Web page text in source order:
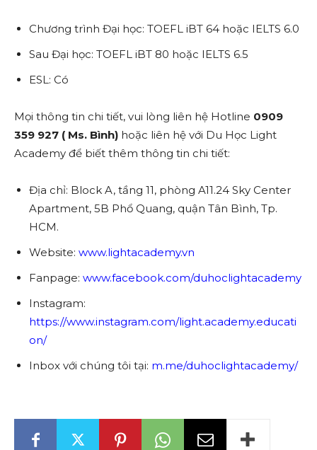
Chương trình Đại học: TOEFL iBT 64 hoặc IELTS 6.0
Sau Đại học: TOEFL iBT 80 hoặc IELTS 6.5
ESL: Có
Mọi thông tin chi tiết, vui lòng liên hệ Hotline 0909
359 927 ( Ms. Bình) hoặc liên hệ với Du Học Light
Academy để biết thêm thông tin chi tiết:
Địa chỉ: Block A, tầng 11, phòng A11.24 Sky Center
Apartment, 5B Phổ Quang, quận Tân Bình, Tp.
HCM.
Website: www.lightacademy.vn
Fanpage: www.facebook.com/duhoclightacademy
Instagram:
https://www.instagram.com/light.academy.educati
on/
Inbox với chúng tôi tại: m.me/duhoclightacademy/